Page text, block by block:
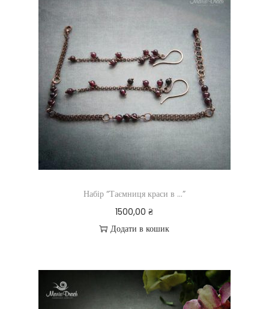
Набір “Таємниця краси в …”
1500,00₴
Додати в кошик